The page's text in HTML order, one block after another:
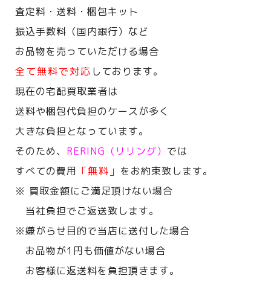
査定料・送料・梱包キット
振込手数料（国内銀行）など
お品物を売っていただける場合
全て無料で対応 しております。
現在の宅配買取業者は
送料や梱包代負担のケースが多く
大きな負担となっています。
そのため、 RERING（リリング） では
すべての費用 「無料」 をお約束致します。
※ 買取金額にご満足頂けない場合
当社負担でご返送致します。
※嫌がらせ目的で当店に送付した場合
お品物が1円も価値がない場合
お客様に返送料を負担頂きます。